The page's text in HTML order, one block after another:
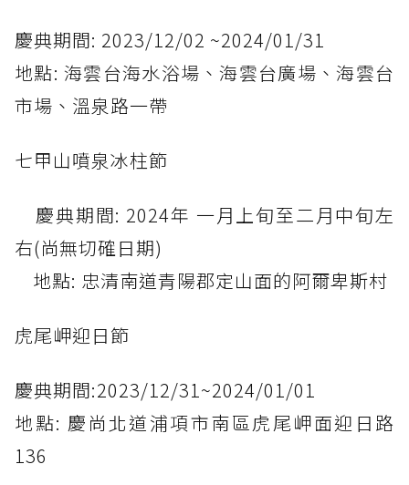
慶典期間: 2023/12/02 ~2024/01/31
地點: 海雲台海水浴場、海雲台廣場、海雲台
市場、溫泉路一帶
七甲山噴泉冰柱節
慶典期間: 2024年 一月上旬至二月中旬左
右(尚無切確日期)
地點: 忠清南道青陽郡定山面的阿爾卑斯村
虎尾岬迎日節
慶典期間:2023/12/31~2024/01/01
地點: 慶尚北道浦項市南區虎尾岬面迎日路
136